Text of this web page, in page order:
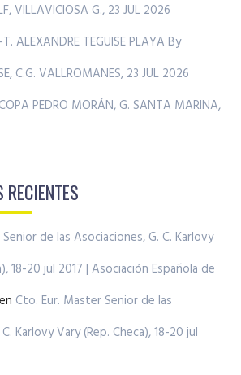
VILLAVICIOSA G., 23 JUL 2026
ALEXANDRE TEGUISE PLAYA By
C.G. VALLROMANES, 23 JUL 2026
PEDRO MORÁN, G. SANTA MARINA,
RECIENTES
de las Asociaciones, G. C. Karlovy
18-20 jul 2017 | Asociación Española de
en Cto. Eur. Master Senior de las
Karlovy Vary (Rep. Checa), 18-20 jul